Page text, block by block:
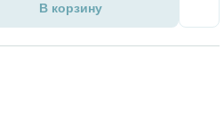
В корзину